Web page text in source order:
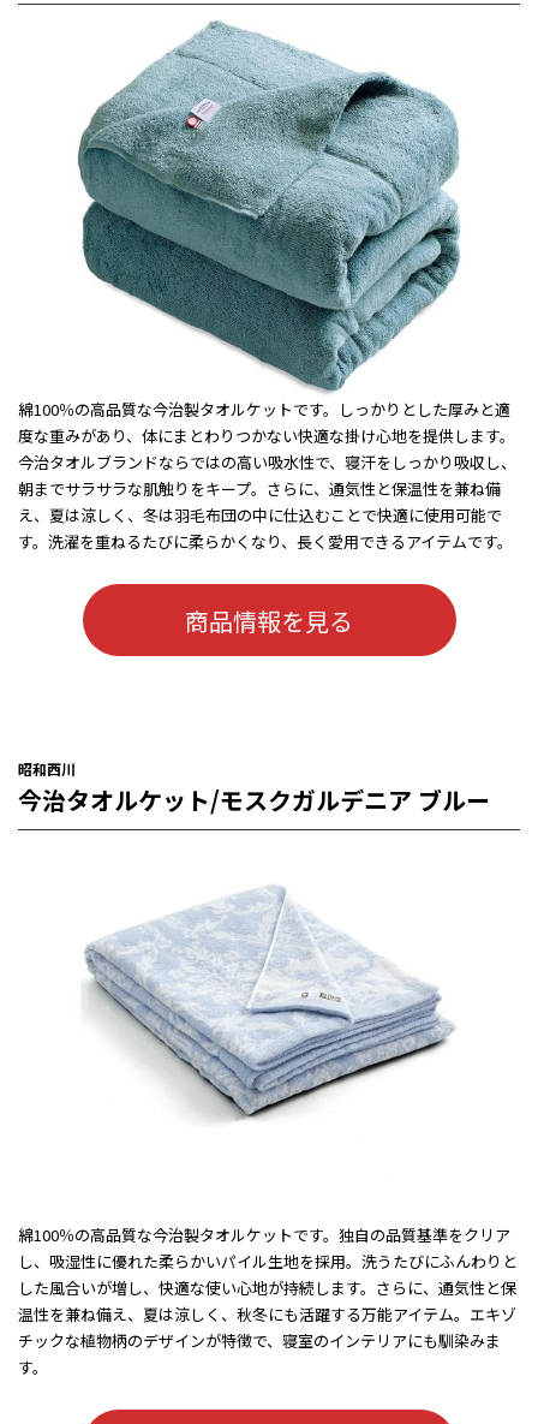
綿100％の高品質な今治製タオルケットです。しっかりとした厚みと適
度な重みがあり、体にまとわりつかない快適な掛け心地を提供します。
今治タオルブランドならではの高い吸水性で、寝汗をしっかり吸収し、
朝までサラサラな肌触りをキープ。さらに、通気性と保温性を兼ね備
え、夏は涼しく、冬は羽毛布団の中に仕込むことで快適に使用可能で
す。洗濯を重ねるたびに柔らかくなり、長く愛用できるアイテムです。
商品情報を見る
昭和西川
今治タオルケット/モスクガルデニア ブルー
綿100％の高品質な今治製タオルケットです。独自の品質基準をクリア
し、吸湿性に優れた柔らかいパイル生地を採用。洗うたびにふんわりと
した風合いが増し、快適な使い心地が持続します。さらに、通気性と保
温性を兼ね備え、夏は涼しく、秋冬にも活躍する万能アイテム。エキゾ
チックな植物柄のデザインが特徴で、寝室のインテリアにも馴染みま
す。